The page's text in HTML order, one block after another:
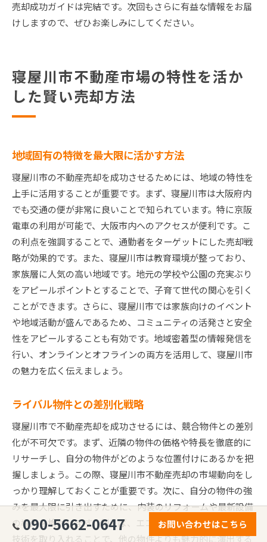
売却成功ガイドは完結です。次回もさらに有益な情報をお届
けしますので、ぜひお楽しみにしてください。
寝屋川市不動産市場の特性を活か
した賢い売却方法
地域固有の特徴を最大限に活かす方法
寝屋川市の不動産売却を成功させるためには、地域の特性を
上手に活用することが重要です。まず、寝屋川市は大阪府内
でも交通の便が非常に良いことで知られています。特に京阪
電車の利用が可能で、大阪市内へのアクセスが便利です。こ
の利点を強調することで、通勤者をターゲットにした売却戦
略が効果的です。また、寝屋川市は教育環境が整っており、
家族層に人気の高い地域です。地元の学校や公園の充実ぶり
をアピールポイントとすることで、子育て世代の関心を引く
ことができます。さらに、寝屋川市では家族向けのイベント
や地域活動が盛んであるため、コミュニティの活発さと安全
性をアピールすることも有効です。地域密着型の情報発信を
行い、オンラインとオフラインの両方を活用して、寝屋川市
の魅力を広く伝えましょう。
ライバル物件との差別化戦略
寝屋川市で不動産売却を成功させるには、競合物件との差別
化が不可欠です。まず、近隣の物件の価格や特長を徹底的に
リサーチし、自分の物件がどのような位置付けにあるかを把
握しましょう。この際、寝屋川市不動産売却の市場動向をし
っかり理解しておくことが重要です。次に、自分の物件の強
みを最大限に引き出すために、内装のリフォームや最新設備
の導入を検討します。例えば、エコな設備やスマートホーム
技術を取り入れることで、他の物件よりも魅力的に演出する
090-5662-0647 お問い合わせはこちら